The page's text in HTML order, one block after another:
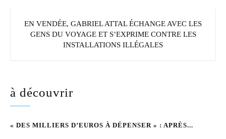
EN VENDÉE, GABRIEL ATTAL ÉCHANGE AVEC LES
GENS DU VOYAGE ET S’EXPRIME CONTRE LES
INSTALLATIONS ILLÉGALES
à découvrir
« DES MILLIERS D’EUROS À DÉPENSER » : APRÈS...